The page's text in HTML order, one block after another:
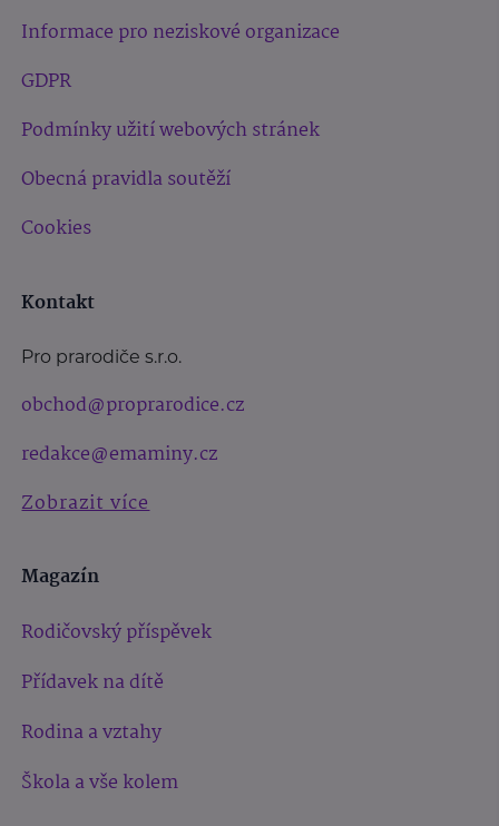
Informace pro neziskové organizace
GDPR
Podmínky užití webových stránek
Obecná pravidla soutěží
Cookies
Kontakt
Pro prarodiče s.r.o.
obchod@proprarodice.cz
redakce@emaminy.cz
Zobrazit více
Magazín
Rodičovský příspěvek
Přídavek na dítě
Rodina a vztahy
Škola a vše kolem